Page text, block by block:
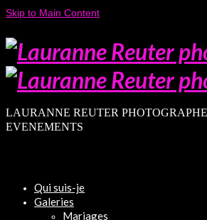
Skip to Main Content
LAURANNE REUTER
EVENEMENTS
Qui suis-je
Galeries
Mariages